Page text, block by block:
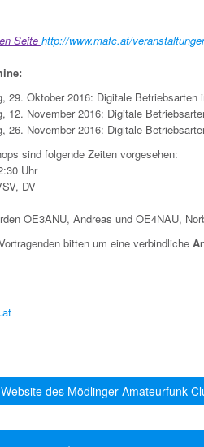
Seite http://www.mafc.at/
29. Oktober 2016: Digitale Betriebsarten
12. November 2016: Digitale
26. November 2016: Digitale
sind folgende Zeiten vorgesehen:
Uhr
DV
OE3ANU, Andreas und OE4NAU,
bitten um eine verbindliche
des Mödlinger Amateurfunk